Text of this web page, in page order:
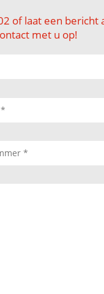
of laat een bericht
met u op!